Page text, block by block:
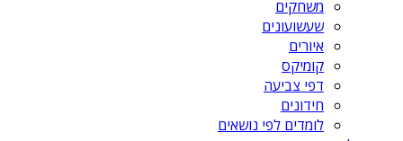
משחקים
שעשועונים
איורים
קומיקס
דפי צביעה
חידונים
לומדים לפי נושאים